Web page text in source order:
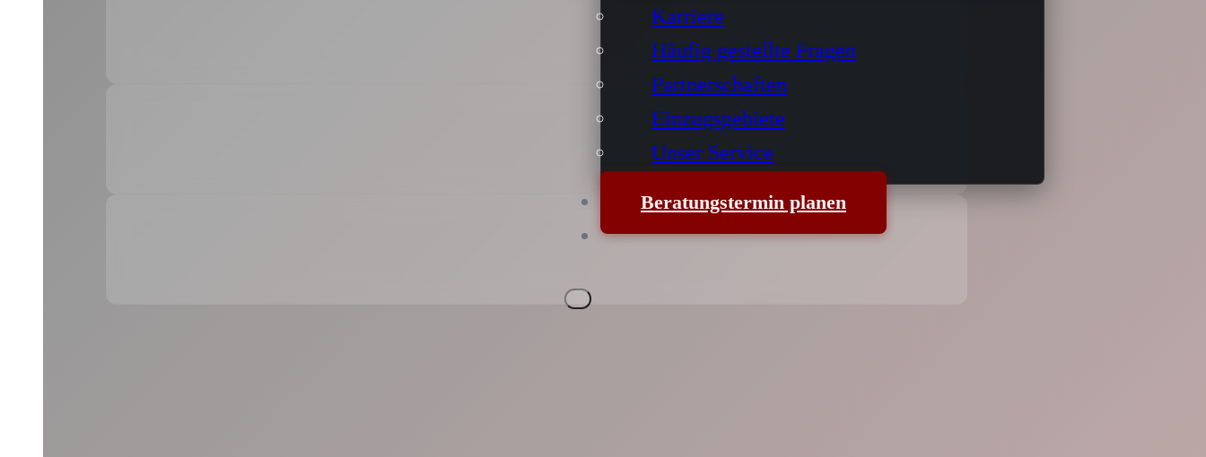
Karriere
Häufig gestellte Fragen
Partnerschaften
Einzugsgebiete
Unser Service
Beratungstermin planen